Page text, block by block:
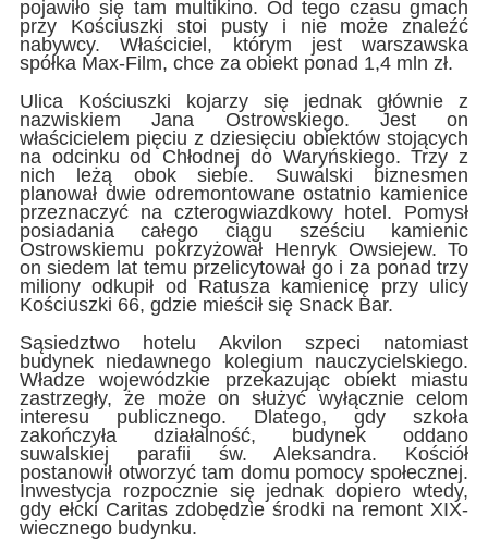
pojawiło się tam multikino. Od tego czasu gmach
przy Kościuszki stoi pusty i nie może znaleźć
nabywcy. Właściciel, którym jest warszawska
spółka Max-Film, chce za obiekt ponad 1,4 mln zł.
Ulica Kościuszki kojarzy się jednak głównie z
nazwiskiem Jana Ostrowskiego. Jest on
właścicielem pięciu z dziesięciu obiektów stojących
na odcinku od Chłodnej do Waryńskiego. Trzy z
nich leżą obok siebie. Suwalski biznesmen
planował dwie odremontowane ostatnio kamienice
przeznaczyć na czterogwiazdkowy hotel. Pomysł
posiadania całego ciągu sześciu kamienic
Ostrowskiemu pokrzyżował Henryk Owsiejew. To
on siedem lat temu przelicytował go i za ponad trzy
miliony odkupił od Ratusza kamienicę przy ulicy
Kościuszki 66, gdzie mieścił się Snack Bar.
Sąsiedztwo hotelu Akvilon szpeci natomiast
budynek niedawnego kolegium nauczycielskiego.
Władze wojewódzkie przekazując obiekt miastu
zastrzegły, że może on służyć wyłącznie celom
interesu publicznego. Dlatego, gdy szkoła
zakończyła działalność, budynek oddano
suwalskiej parafii św. Aleksandra. Kościół
postanowił otworzyć tam domu pomocy społecznej.
Inwestycja rozpocznie się jednak dopiero wtedy,
gdy ełcki Caritas zdobędzie środki na remont XIX-
wiecznego budynku.